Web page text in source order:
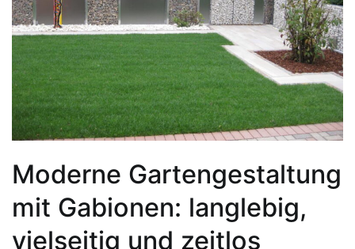
Moderne Gartengestaltung
mit Gabionen: langlebig,
vielseitig und zeitlos